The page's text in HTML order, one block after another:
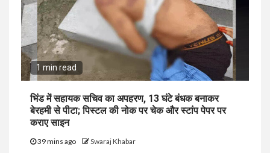
1 min read
भिंड में सहायक सचिव का अपहरण, 13 घंटे बंधक बनाकर
बेरहमी से पीटा; पिस्टल की नोक पर चेक और स्टांप पेपर पर
कराए साइन
39 mins ago Swaraj Khabar